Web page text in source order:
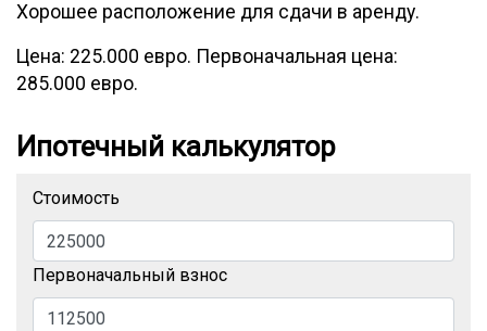
Хорошее расположение для сдачи в аренду.
Цена: 225.000 евро. Первоначальная цена:
285.000 евро.
Ипотечный калькулятор
Стоимость
Первоначальный взнос